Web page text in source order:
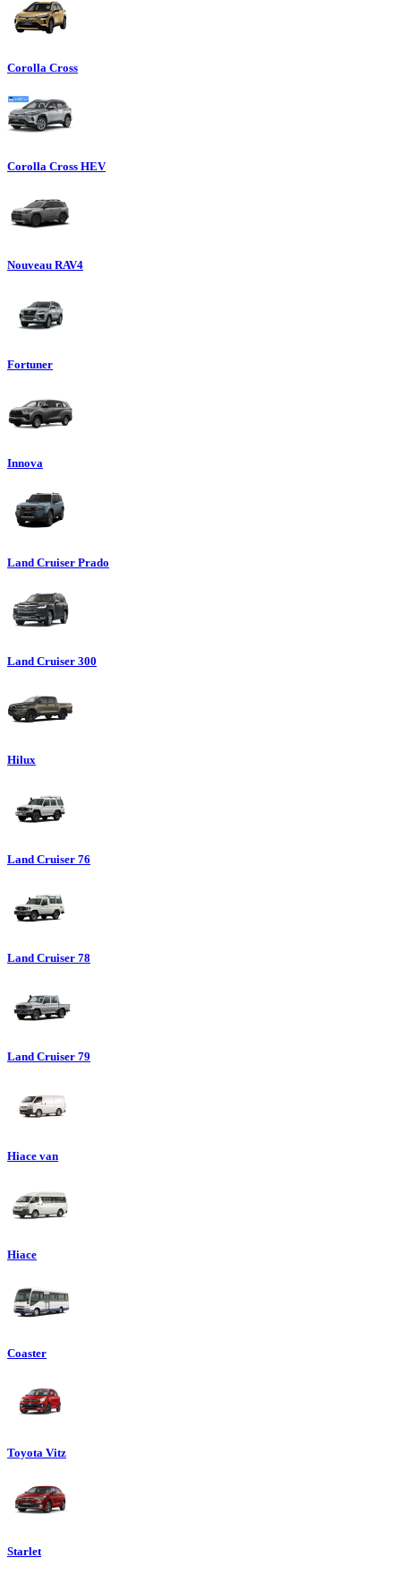
Corolla Cross
Corolla Cross HEV
Nouveau RAV4
Fortuner
Innova
Land Cruiser Prado
Land Cruiser 300
Hilux
Land Cruiser 76
Land Cruiser 78
Land Cruiser 79
Hiace van
Hiace
Coaster
Toyota Vitz
Starlet